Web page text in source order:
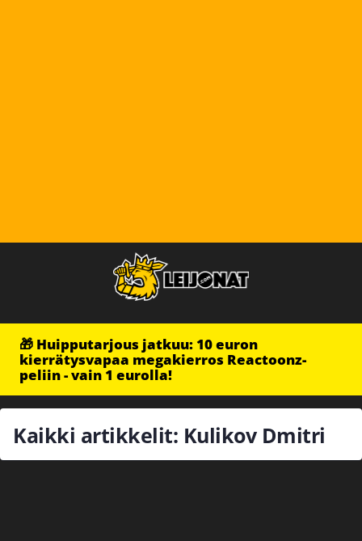
🎁 Huipputarjous jatkuu: 10 euron
kierrätysvapaa megakierros Reactoonz-
peliin - vain 1 eurolla!
Kaikki artikkelit: Kulikov Dmitri